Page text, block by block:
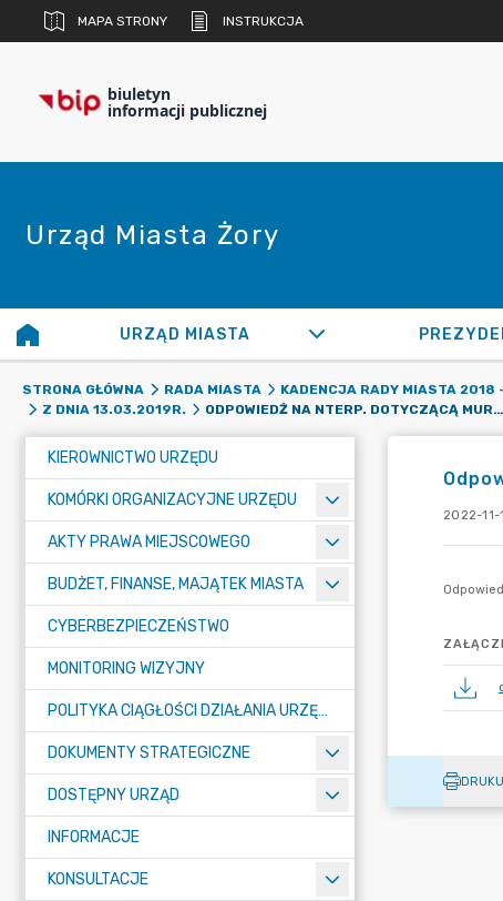
MAPA STRONY INSTRUKCJA
biuletyn
informacji publicznej
Urząd Miasta Żory
URZĄD MIASTA
STRONA GŁÓWNA RADA MIASTA KADENCJA RADY MIASTA 2018
Z DNIA 13.03.2019R.
ODPOWIEDŹ NA NTERP. DOTYCZĄCĄ MURU OPOROWEGO ZNAJDUJĄCEGO SIĘ NA WYJEŹDZIE UL. CHOPINA.
KIEROWNICTWO URZĘDU
KOMÓRKI ORGANIZACYJNE URZĘDU
AKTY PRAWA MIEJSCOWEGO
BUDŻET, FINANSE, MAJĄTEK MIASTA
CYBERBEZPIECZEŃSTWO
MONITORING WIZYJNY
POLITYKA CIĄGŁOŚCI DZIAŁANIA URZĘDU MIASTA ŻORY
DOKUMENTY STRATEGICZNE
DOSTĘPNY URZĄD
INFORMACJE
KONSULTACJE
2022-11-